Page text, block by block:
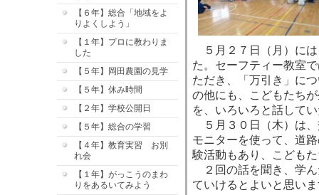
【６年】総合「地域をよ
りよくしよう」
【１年】プロに教わりま
した
【５年】岡田農園の見学
【５年】休み時間
【２年】学校公開日
【５年】総合の学習
【４年】教育実習 お別
れ会
【１年】がっこうのまわ
りをあるいてみよう
５月２７日（月）に
た。セーフティー教室
ただき、「万引き」に
の他にも、こどもたち
を、いろいろと話して
５月３０日（木）は、
モニターを使って、道
験活動もあり、こども
２回の話を聞き、学ん
ていけるとよいと思い